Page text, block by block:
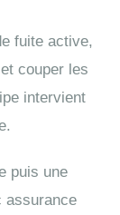
fuite active,
couper les
intervient
puis une
assurance